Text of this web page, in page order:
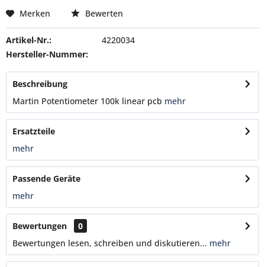
Merken Bewerten
Artikel-Nr.:
4220034
Hersteller-Nummer:
Beschreibung
Martin Potentiometer 100k linear pcb mehr
Ersatzteile
mehr
Passende Geräte
mehr
Bewertungen
0
Bewertungen lesen, schreiben und diskutieren... mehr